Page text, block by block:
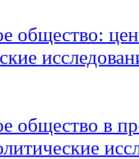
общество:
общество в